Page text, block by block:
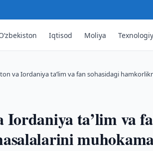
Iqtisod Moliya
va Iordaniya ta’lim va fan sohasidagi
Iordaniya ta’lim va